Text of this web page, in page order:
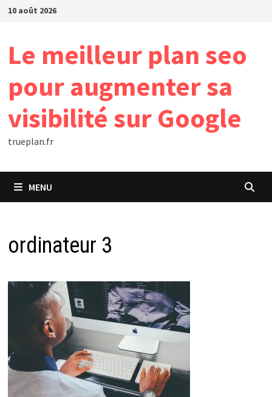
Passer
10 août 2026
Le meilleur plan seo
pour augmenter sa
visibilité sur Google
trueplan.fr
MENU
ordinateur 3